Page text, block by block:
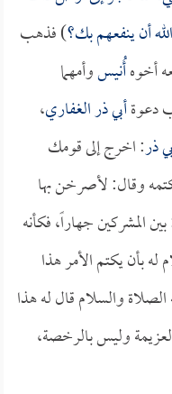
أن ينفعهم بك؟) فذهب
أخوهأُنيسوأمهما
دعوةأبي ذر الغفاري،
ذر: اخرج إلى قومك
وقال: لأصرخن بها
المشركين جهاراً، فكأنه
بأن يكتم الأمر هذا
والسلام قال له هذا
وليس بالرخصة،